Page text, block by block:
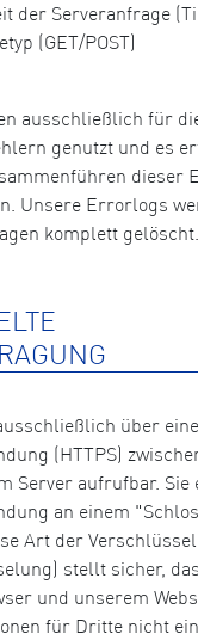
der Serveranfrage
(GET/POST)
ausschließlich für
genutzt und es
dieser
Unsere Errorlogs
komplett gelöscht.
über eine
(HTTPS)
Server aufrufbar. Sie
an einem
Art der
stellt sicher,
und unserem
für Dritte nicht